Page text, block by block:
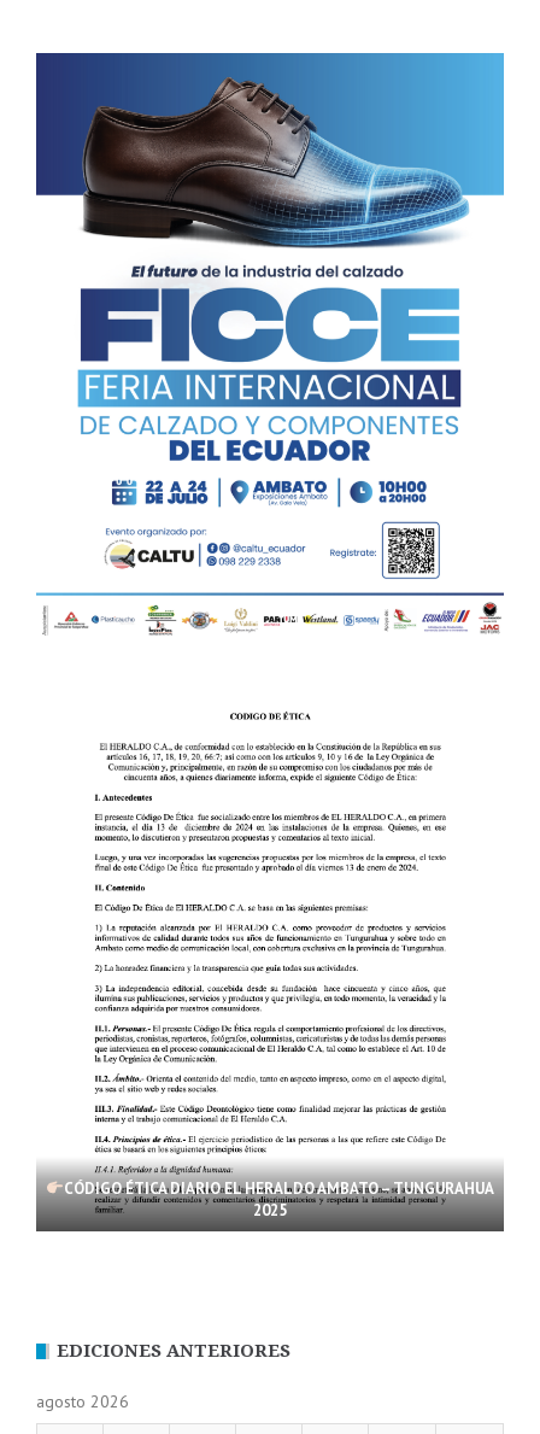
CÓDIGO ÉTICA DIARIO EL HERALDO AMBATO – TUNGURAHUA
2025
EDICIONES ANTERIORES
agosto 2026